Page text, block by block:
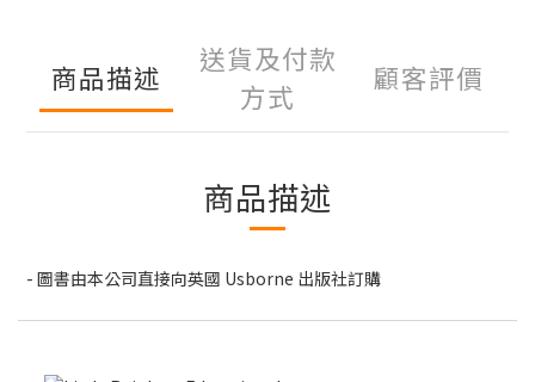
商品描述
送貨及付款
方式
顧客評價
商品描述
- 圖書由本公司直接向英國 Usborne 出版社訂購